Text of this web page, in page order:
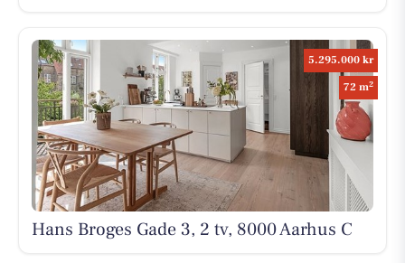
5.295.000 kr
72 m2
Hans Broges Gade 3, 2 tv, 8000 Aarhus C